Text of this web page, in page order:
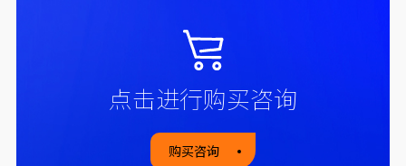
点击进行购买咨询
购买咨询